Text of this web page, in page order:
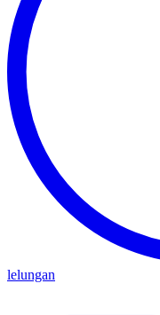
lelungan